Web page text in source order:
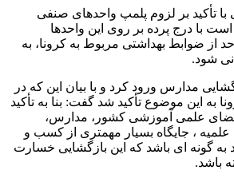
با تأکید بر لزوم پلمپ واحدهای صنفی
است با درج پرده بر روی این واحدها
ضوابط بهداشتی مربوط به کرونا، به
شود.
مدارس ورود کرد و با بیان این که در
به این موضوع تأکید شد گفت: بنا به تأکید
علمی آموزشی کشور، مدارس،
علمیه ، جایگاه بسیار مهمتری از کسب و
به گونه ای باشد که این بازگشایی خسارت
باشد.